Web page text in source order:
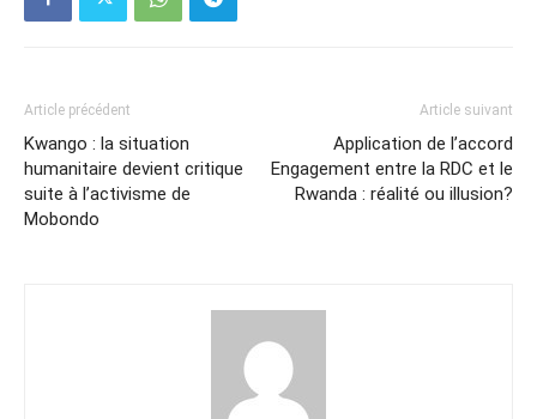
Article précédent
Kwango : la situation
humanitaire devient critique
suite à l’activisme de
Mobondo
Article suivant
Application de l’accord
Engagement entre la RDC et le
Rwanda : réalité ou illusion?